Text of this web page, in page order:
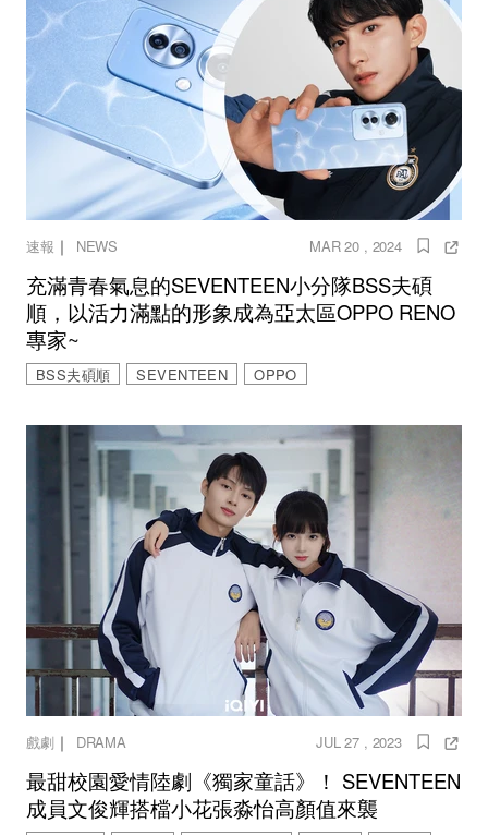
速報 ｜ NEWS MAR 20 , 2024
充滿青春氣息的SEVENTEEN小分隊BSS夫碩
順，以活力滿點的形象成為亞太區OPPO RENO
專家~
BSS夫碩順 SEVENTEEN OPPO
戲劇｜ DRAMA JUL 27 , 2023
最甜校園愛情陸劇《獨家童話》！ SEVENTEEN
成員文俊輝搭檔小花張淼怡高顏值來襲